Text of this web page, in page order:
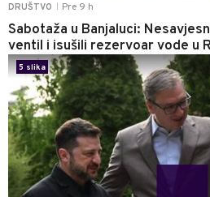
DRUŠTVO Pre 9 h
Sabotaža u Banjaluci:
ventil i isušili rezervoar vode u
5 slika